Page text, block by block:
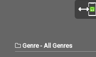
Genre- All Genres